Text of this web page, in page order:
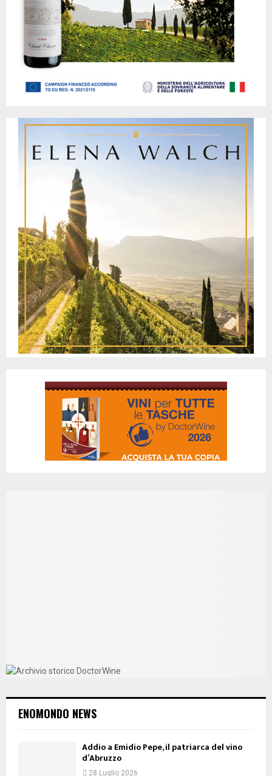
ENOMONDO NEWS
Addio a Emidio Pepe, il patriarca del vino
d’Abruzzo
28 Luglio 2026